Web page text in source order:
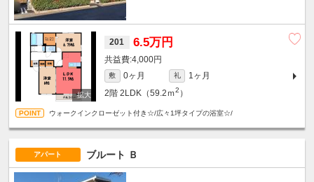
201 6.5万円
4,000円
敷 0ヶ月 礼
1ヶ月
2階 2LDK（59.2ｍ2 ）
ウォークインクローゼット付き☆/広々1坪タイプの浴室☆/
アパート ブルート Ｂ